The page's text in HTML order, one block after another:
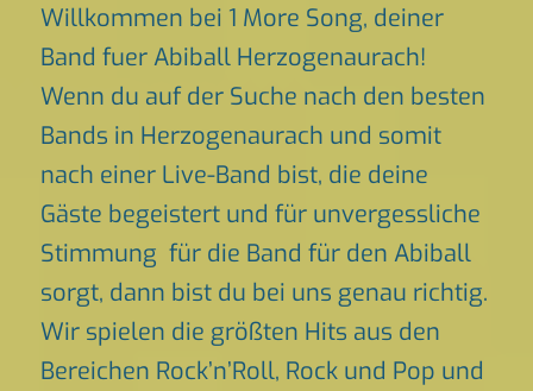
Willkommen bei 1 More Song, deiner
Band fuer Abiball Herzogenaurach!
Wenn du auf der Suche nach den besten
Bands in Herzogenaurach und somit
nach einer Live-Band bist, die deine
Gäste begeistert und für unvergessliche
Stimmung für die Band für den Abiball
sorgt, dann bist du bei uns genau richtig.
Wir spielen die größten Hits aus den
Bereichen Rock’n’Roll, Rock und Pop und